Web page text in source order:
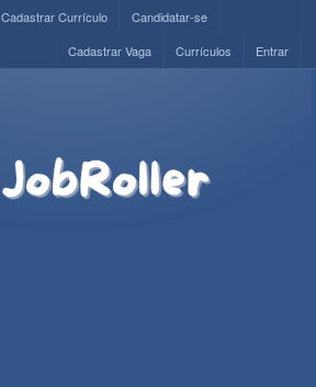
Cadastrar Currículo
Candidatar-se
Entrar
Currículos
Cadastrar Vaga